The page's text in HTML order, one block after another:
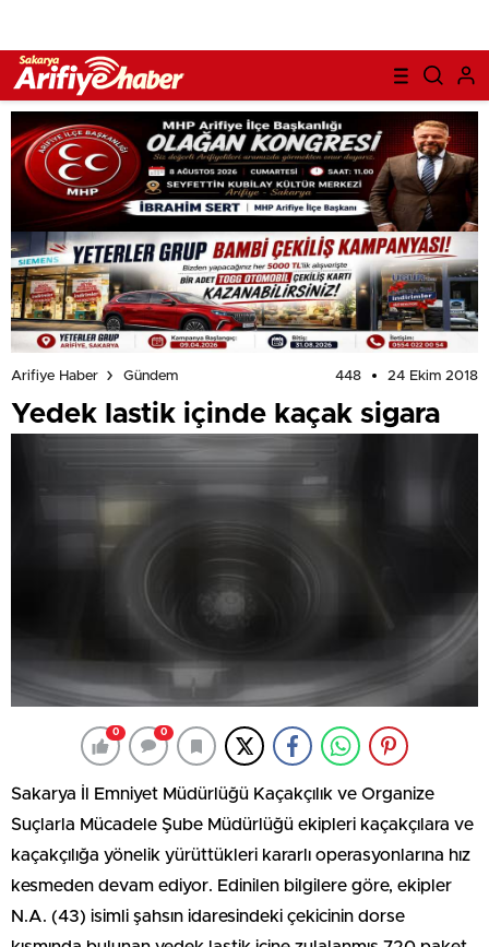
Arifiye Haber Gündem 448 24 Ekim 2018
Yedek lastik içinde kaçak sigara
0 0
Sakarya İl Emniyet Müdürlüğü Kaçakçılık ve Organize
Suçlarla Mücadele Şube Müdürlüğü ekipleri kaçakçılara ve
kaçakçılığa yönelik yürüttükleri kararlı operasyonlarına hız
kesmeden devam ediyor. Edinilen bilgilere göre, ekipler
N.A. (43) isimli şahsın idaresindeki çekicinin dorse